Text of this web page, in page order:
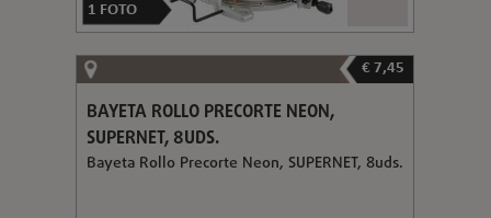
1 FOTO
€ 7,45
BAYETA ROLLO PRECORTE NEON,
SUPERNET, 8UDS.
Bayeta Rollo Precorte Neon, SUPERNET, 8uds.